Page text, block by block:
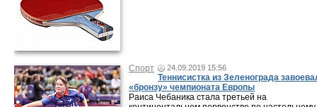
Спорт 24.09.2019 15:56
Теннисистка из Зеленограда
«бронзу» чемпионата Европы
Раиса Чебаника стала третьей на